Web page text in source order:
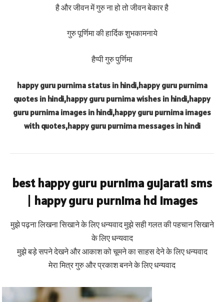
है और जीवन में गुरु ना हो तो जीवन बेकार है
गुरु पूर्णिमा की हार्दिक शुभकामनाये
हैप्पी गुरु पुर्णिमा
happy guru purnima status in hindi,happy guru purnima
quotes in hindi,happy guru purnima wishes in hindi,happy
guru purnima images in hindi,happy guru purnima images
with quotes,happy guru purnima messages in hindi
best happy guru purnima gujarati sms
| happy guru purnima hd images
मुझे पढ़ना लिखना सिखाने के लिए धन्यवाद मुझे सही गलत की पहचान सिखाने
के लिए धन्यवाद
मुझे बड़े सपने देखने और आकाश को चूमने का साहस देने के लिए धन्यवाद
मेरा मित्र गुरु और प्रकाश बनने के लिए धन्यवाद